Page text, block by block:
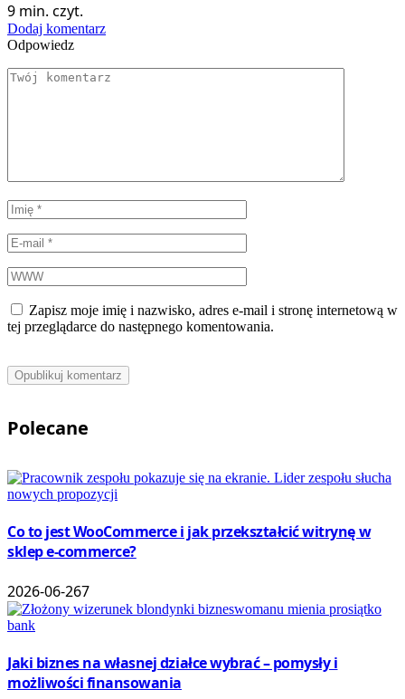
9 min. czyt.
Dodaj komentarz
Odpowiedz
Zapisz moje imię i nazwisko, adres e-mail i stronę internetową w
tej przeglądarce do następnego komentowania.
Polecane
Co to jest WooCommerce i jak przekształcić witrynę w
sklep e-commerce?
2026-06-267
Jaki biznes na własnej działce wybrać – pomysły i
możliwości finansowania